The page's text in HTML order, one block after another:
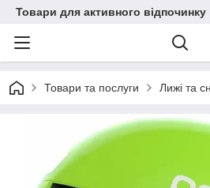
Товари для активного відпочинку
Товари та послуги Лижі та